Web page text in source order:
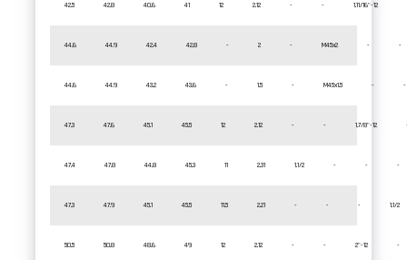
42.5 42.8 40.6 41 12 2.12 - - 1.11/16"-12
44.6 44.9 42.4 42.8 - 2 - M45x2 - -
44.6 44.9 43.2 43.6 - 1.5 - M45x1.5 - -
47.3 47.6 45.1 45.5 12 2.12 - - 1.7/8"-12
47.4 47.8 44.8 45.3 11 2.31 1.1/2 - - -
47.3 47.9 45.1 45.5 11.5 2.21 - - - 1.1/2
50.5 50.8 48.6 49 12 2.12 - - 2"-12 -